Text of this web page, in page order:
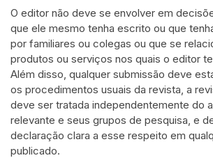
O editor não deve se envolver em
que ele mesmo tenha escrito ou que
por familiares ou colegas ou que se
produtos ou serviços nos quais o editor
Além disso, qualquer submissão deve
os procedimentos usuais da revista, a
deve ser tratada independentemente do
relevante e seus grupos de pesquisa, e
declaração clara a esse respeito em
publicado.